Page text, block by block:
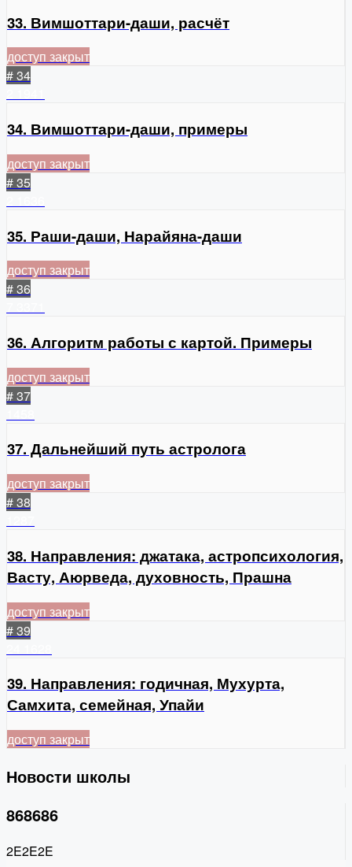
33. Вимшоттари-даши, расчёт
доступ закрыт
# 34
34. Вимшоттари-даши, примеры
доступ закрыт
# 35
35. Раши-даши, Нарайяна-даши
доступ закрыт
# 36
36. Алгоритм работы с картой. Примеры
доступ закрыт
# 37
37. Дальнейший путь астролога
доступ закрыт
# 38
38. Направления: джатака, астропсихология,
Васту, Аюрведа, духовность, Прашна
доступ закрыт
# 39
39. Направления: годичная, Мухурта,
Самхита, семейная, Упайи
доступ закрыт
Новости школы
868686
2E2E2E